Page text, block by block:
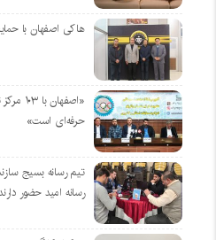
هاکی اصفهان با
حرفه‌ای است»
تیم رسانه بسیج
رسانه امید حضور